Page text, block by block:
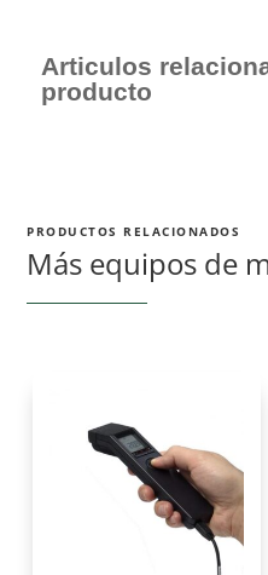
Articulos
producto
PRODUCTOS RELACIONADOS
Más equipos de